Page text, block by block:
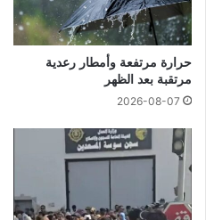
حرارة مرتفعة وأمطار رعدية
مرتقبة بعد الظهر
2026-08-07